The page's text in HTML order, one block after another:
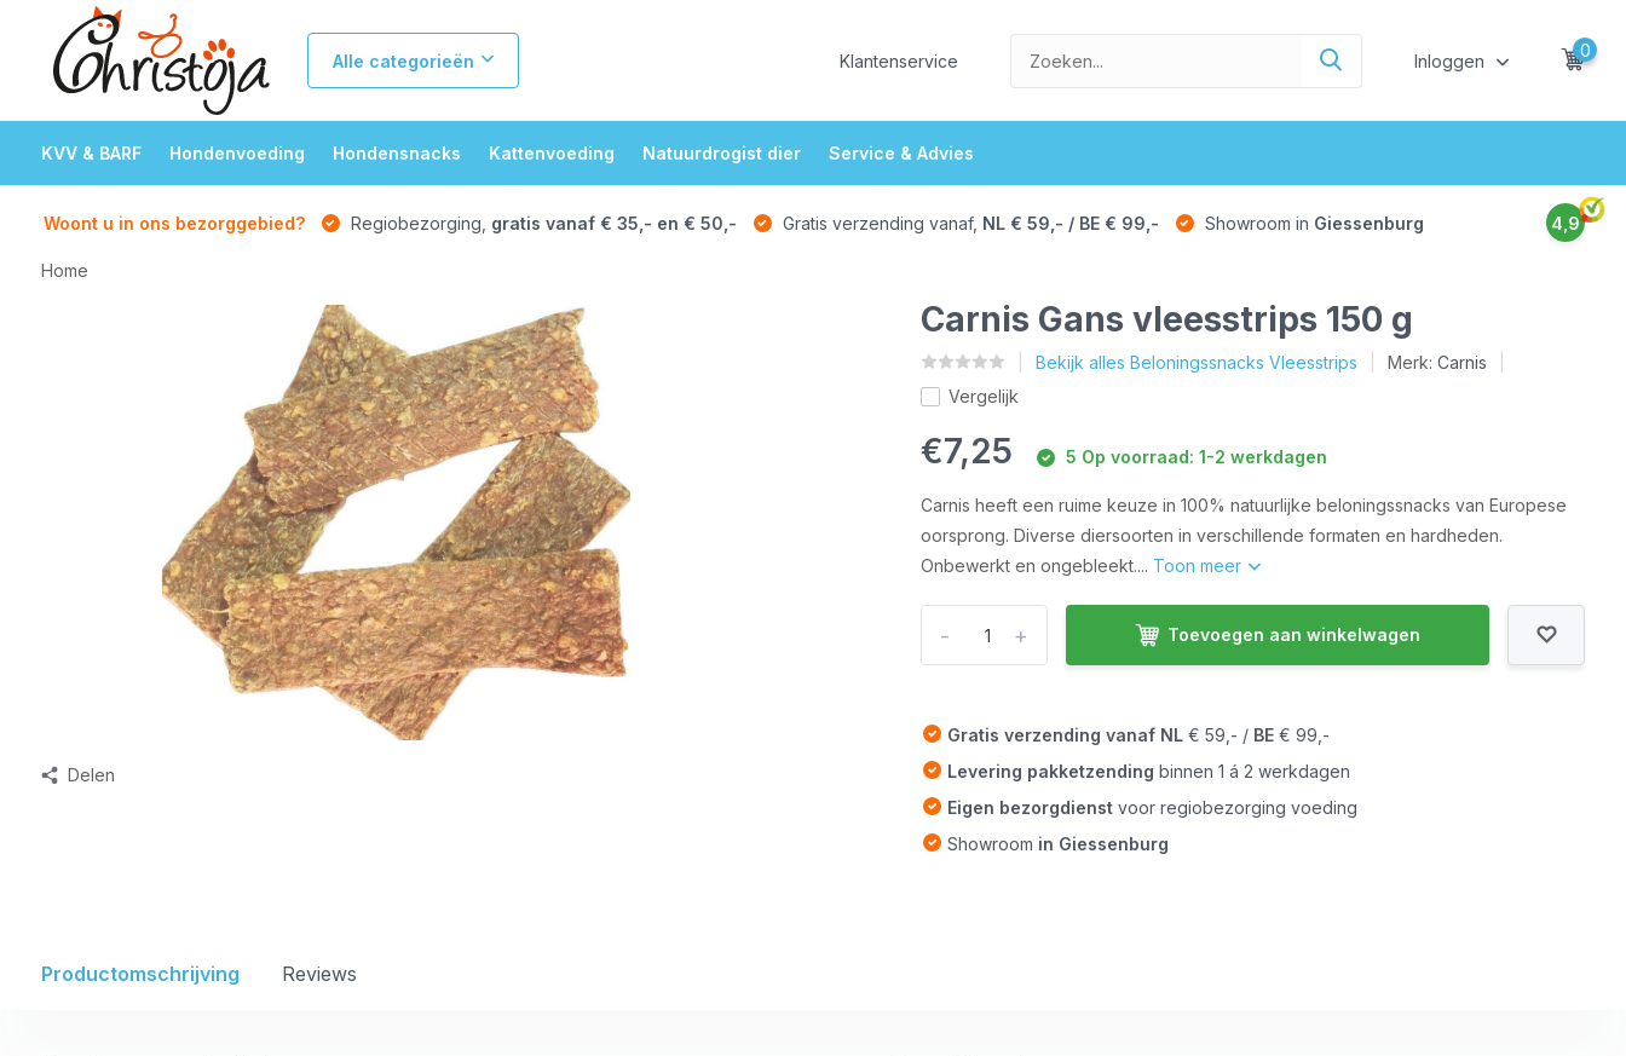
Alle categorieën Klantenservice Inloggen
0
KVV & BARF Hondenvoeding Hondensnacks Kattenvoeding Natuurdrogist dier Service & Advies
Woont u in ons bezorggebied? Regiobezorging, gratis vanaf € 35,- en € 50,- Gratis verzending vanaf, NL € 59,- / BE € 99,- Showroom in Giessenburg 4,9
Home
Delen
Carnis Gans vleesstrips 150 g
Bekijk alles Beloningssnacks Vleesstrips Merk:Carnis
Vergelijk
€7,25 5 Op voorraad: 1-2 werkdagen
Carnis heeft een ruime keuze in 100% natuurlijke beloningssnacks van Europese
oorsprong. Diverse diersoorten in verschillende formaten en hardheden.
Onbewerkt en ongebleekt.... Toon meer
+
- Toevoegen aan winkelwagen
Gratis verzending vanaf NL € 59,- / BE € 99,-
Levering pakketzendingbinnen 1 á 2 werkdagen
Eigen bezorgdienstvoor regiobezorging voeding
Showroom in Giessenburg
Productomschrijving Reviews